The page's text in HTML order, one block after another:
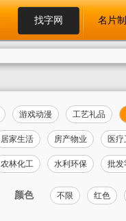
找字网 名片
游戏动漫 工艺礼品
居家生活 房产物业 医
农林化工 水利环保 批发
颜色 不限 红色